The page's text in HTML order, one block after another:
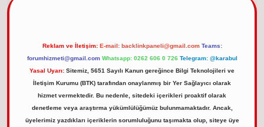
Reklam ve İletişim: E-mail: backlinkpaneli@gmail.com Teams:
forumhizmeti@gmail.com Whatsapp: 0262 606 0 726 Telegram: @karabul
Yasal Uyarı: Sitemiz, 5651 Sayılı Kanun gereğince Bilgi Teknolojileri ve
İletişim Kurumu (BTK) tarafından onaylanmış bir Yer Sağlayıcı olarak
hizmet vermektedir. Bu nedenle, sitedeki içerikleri proaktif olarak
denetleme veya araştırma yükümlülüğümüz bulunmamaktadır. Ancak,
üyelerimiz yazdıkları içeriklerin sorumluluğunu taşımakta olup, siteye üye